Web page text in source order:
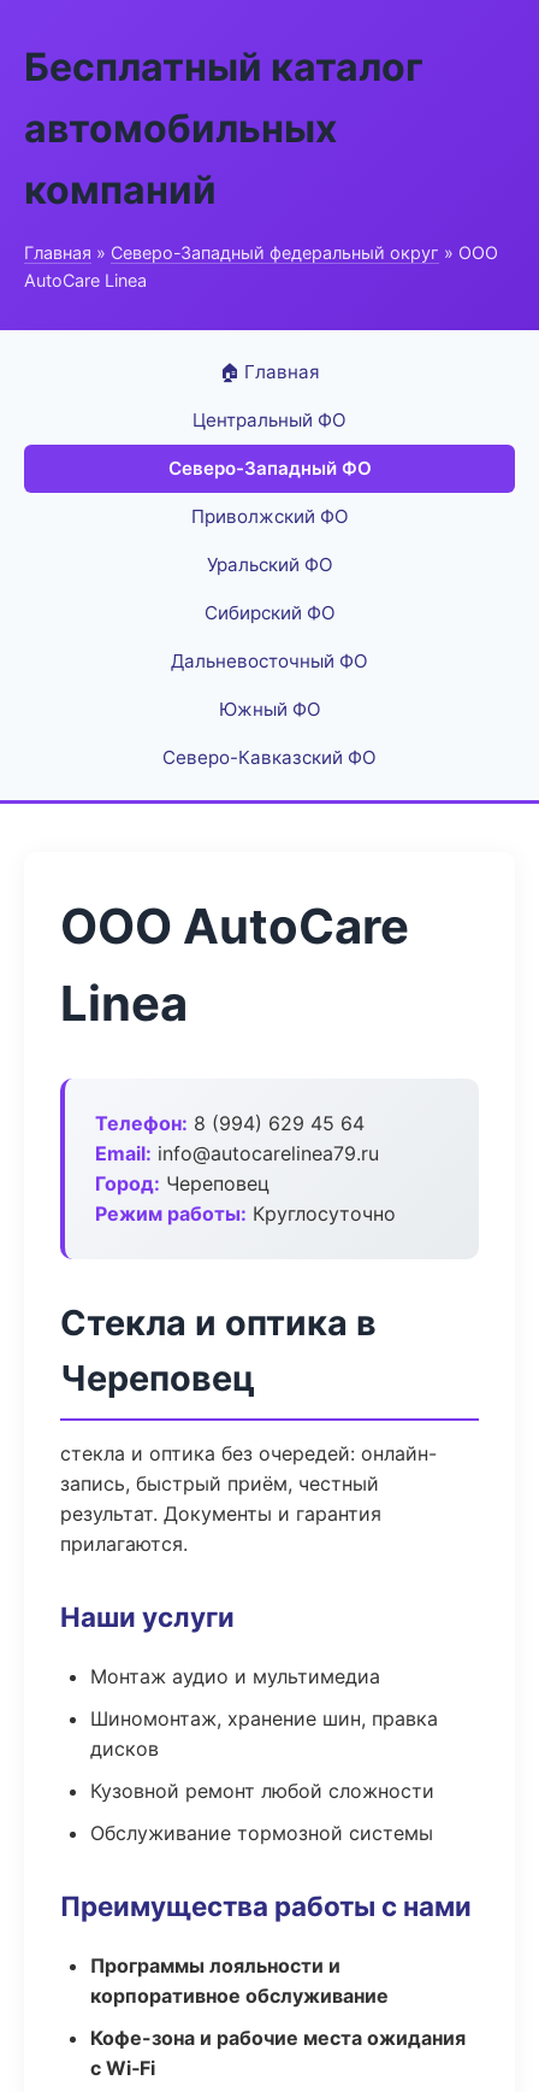
Бесплатный каталог
автомобильных
компаний
Главная » Северо-Западный федеральный округ » ООО
AutoCare Linea
🏠 Главная
Центральный ФО
Северо-Западный ФО
Приволжский ФО
Уральский ФО
Сибирский ФО
Дальневосточный ФО
Южный ФО
Северо-Кавказский ФО
ООО AutoCare
Linea
Телефон: 8 (994) 629 45 64
Email: info@autocarelinea79.ru
Город: Череповец
Режим работы: Круглосуточно
Стекла и оптика в
Череповец
стекла и оптика без очередей: онлайн-
запись, быстрый приём, честный
результат. Документы и гарантия
прилагаются.
Наши услуги
Монтаж аудио и мультимедиа
Шиномонтаж, хранение шин, правка
дисков
Кузовной ремонт любой сложности
Обслуживание тормозной системы
Преимущества работы с нами
Программы лояльности и
корпоративное обслуживание
Кофе-зона и рабочие места ожидания
с Wi‑Fi